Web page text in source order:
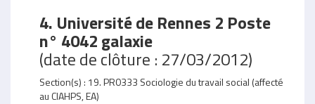
4. Université de Rennes 2 Poste
n° 4042 galaxie
(date de clôture : 27/03/2012)
Section(s) : 19. PR0333 Sociologie du travail social (affecté
au CIAHPS, EA)